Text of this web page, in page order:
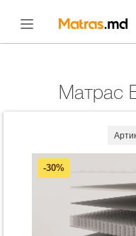
Матрас
-30%